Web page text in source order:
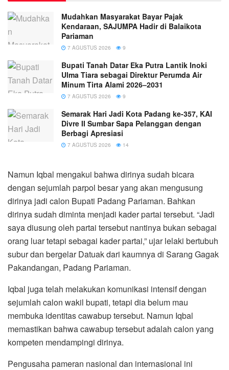
Mudahkan Masyarakat Bayar Pajak
Kendaraan, SAJUMPA Hadir di Balaikota
Pariaman
7 AGUSTUS 2026 9
Bupati Tanah Datar Eka Putra Lantik Inoki
Ulma Tiara sebagai Direktur Perumda Air
Minum Tirta Alami 2026–2031
7 AGUSTUS 2026 9
Semarak Hari Jadi Kota Padang ke-357, KAI
Divre II Sumbar Sapa Pelanggan dengan
Berbagi Apresiasi
7 AGUSTUS 2026 14
Namun Iqbal mengakui bahwa dirinya sudah bicara
dengan sejumlah parpol besar yang akan mengusung
dirinya jadi calon Bupati Padang Pariaman. Bahkan
dirinya sudah diminta menjadi kader partai tersebut. “Jadi
saya diusung oleh partai tersebut nantinya bukan sebagai
orang luar tetapi sebagai kader partai,” ujar lelaki bertubuh
subur dan bergelar Datuak dari kaumnya di Sarang Gagak
Pakandangan, Padang Pariaman.
Iqbal juga telah melakukan komunikasi intensif dengan
sejumlah calon wakil bupati, tetapi dia belum mau
membuka identitas cawabup tersebut. Namun Iqbal
memastikan bahwa cawabup tersebut adalah calon yang
kompeten mendampingi dirinya.
Pengusaha pameran nasional dan internasional ini